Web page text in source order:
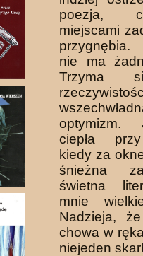
poezja,
miejscami
nie ma
Trzyma
optymizm.
ciepła
kiedy za
śnieżna
świetna
mnie
Nadzieja,
chowa w
niejeden